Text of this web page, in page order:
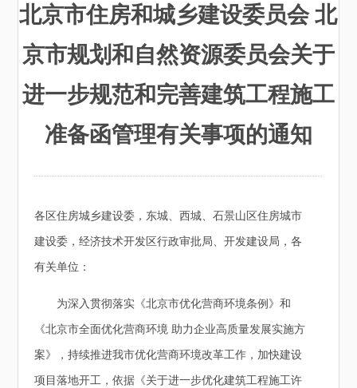
北京市住房和城乡建设委员会 北
京市规划和自然资源委员会关于
进一步规范和完善建筑工程施工
准备函管理有关事项的通知
各区住房城乡建设委，东城、西城、石景山区住房城市
建设委，经济技术开发区行政审批局、开发建设局，各
有关单位：
为深入贯彻落实《北京市优化营商环境条例》和
《北京市全面优化营商环境 助力企业高质量发展实施方
案》，持续推进我市优化营商环境改革工作，加快建设
项目落地开工，依据《关于进一步优化建筑工程施工许